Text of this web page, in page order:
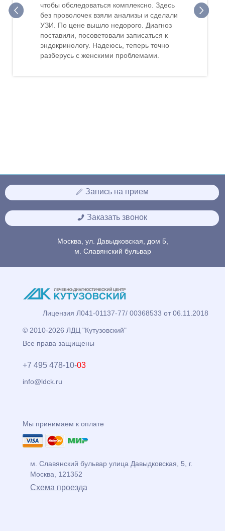
чтобы обследоваться комплексно. Здесь
без проволочек взяли анализы и сделали
УЗИ. По цене вышло недорого. Диагноз
поставили, посоветовали записаться к
эндокринологу. Надеюсь, теперь точно
разберусь с женскими проблемами.
Запись на прием
Заказать звонок
Москва, ул. Давыдковская, дом 5,
м. Славянский бульвар
Лицензия Л041-01137-77/ 00368533 от 06.11.2018
© 2010-2026 ЛДЦ "Кутузовский"
Все права защищены
+7 495 478-10-03
info@ldck.ru
Мы принимаем к оплате
м. Славянский бульварулица Давыдковская, 5 , г.
Москва
121352
Схема проезда